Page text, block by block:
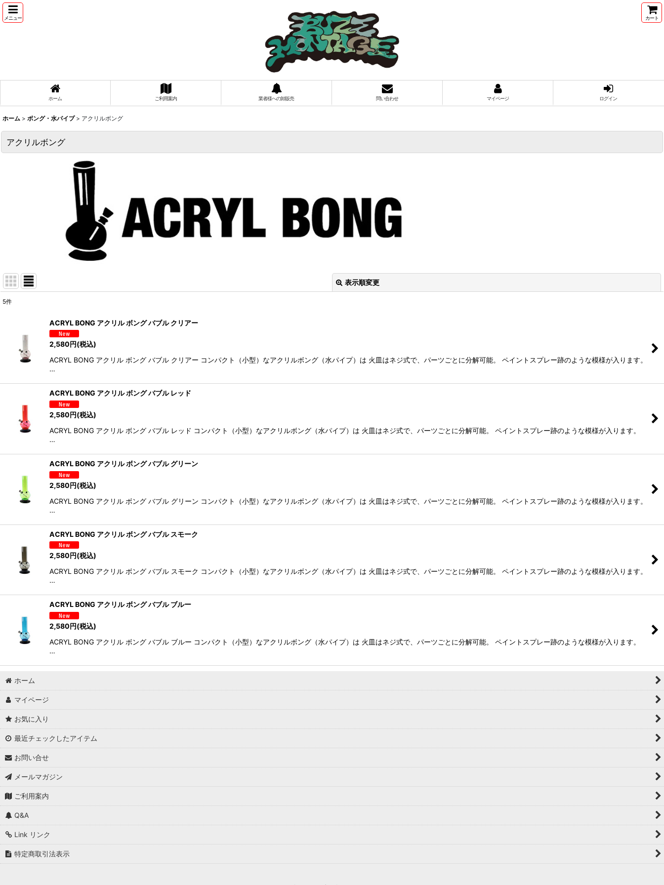
メニュー カート
ホーム ご利用案内 業者様への卸販売 問い合わせ マイページ ログイン
ホーム > ボング・水パイプ > アクリルボング
アクリルボング
表示順変更
並び順
絞り込む
5件
ACRYL BONG アクリル ボング バブル クリアー
2,580円(税込)
ACRYL BONG アクリル ボング バブル クリアー コンパクト（小型）なアクリルボング（水パイプ）は 火皿はネジ式で、パーツごとに分解可能。 ペイントスプレー跡のような模様が入ります。
…
ACRYL BONG アクリル ボング バブル レッド
2,580円(税込)
ACRYL BONG アクリル ボング バブル レッド コンパクト（小型）なアクリルボング（水パイプ）は 火皿はネジ式で、パーツごとに分解可能。 ペイントスプレー跡のような模様が入ります。
…
ACRYL BONG アクリル ボング バブル グリーン
2,580円(税込)
ACRYL BONG アクリル ボング バブル グリーン コンパクト（小型）なアクリルボング（水パイプ）は 火皿はネジ式で、パーツごとに分解可能。 ペイントスプレー跡のような模様が入ります。
…
ACRYL BONG アクリル ボング バブル スモーク
2,580 円(税込)
ACRYL BONG アクリル ボング バブル スモーク コンパクト（小型）なアクリルボング（水パイプ）は 火皿はネジ式で、パーツごとに分解可能。 ペイントスプレー跡のような模様が入ります。
…
ACRYL BONG アクリル ボング バブル ブルー
2,580円(税込)
ACRYL BONG アクリル ボング バブル ブルー コンパクト（小型）なアクリルボング（水パイプ）は 火皿はネジ式で、パーツごとに分解可能。 ペイントスプレー跡のような模様が入ります。
…
ホーム
マイページ
お気に入り
最近チェックしたアイテム
お問い合せ
メールマガジン
ご利用案内
Q&A
Link リンク
特定商取引法表示